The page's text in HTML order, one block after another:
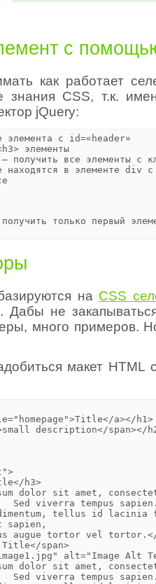
с
как работает
знания CSS, т.к.
jQuery:
— получить все элементы с
на CSS
. Дабы не
много примеров.
макет HTML
a></h1>
description</span></
h3>
dolor sit amet,
Sed viverra tempus
tellus id
sapien,
augue tortor vel
span>
alt="Image Alt
dolor sit amet,
Sed viverra tempus